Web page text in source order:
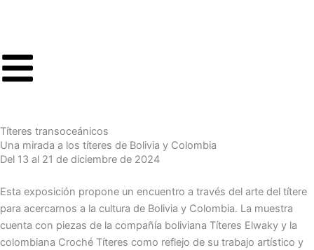
Títeres transoceánicos
Una mirada a los títeres de Bolivia y Colombia
Del 13 al 21 de diciembre de 2024
Esta exposición propone un encuentro a través del arte del títere
para acercarnos a la cultura de Bolivia y Colombia. La muestra
cuenta con piezas de la compañía boliviana Títeres Elwaky y la
colombiana Croché Títeres como reflejo de su trabajo artístico y